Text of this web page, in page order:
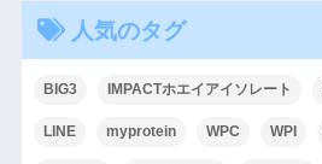
人気のタグ
BIG3 IMPACTホエイアイソレート
LINE myprotein WPC WPI